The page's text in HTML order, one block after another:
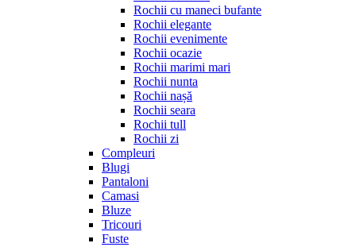
Rochii cu maneci bufante
Rochii elegante
Rochii evenimente
Rochii ocazie
Rochii marimi mari
Rochii nunta
Rochii nașă
Rochii seara
Rochii tull
Rochii zi
Compleuri
Blugi
Pantaloni
Camasi
Bluze
Tricouri
Fuste